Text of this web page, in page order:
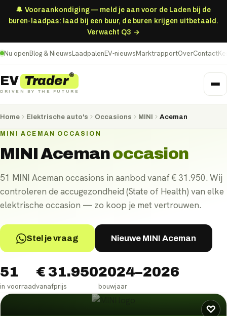
🔔 Vooraankondiging — meld je aan voor de Laden bij de
buren-laadpas: laad bij een buur, de buren krijgen uitbetaald.
Verwacht Q3 →
Nu openBlog & NieuwsLaadpalenEV-nieuwsMarktrapportOverContact
EV Trader®
DRIVEN BY THE FUTURE
Home Elektrische auto's Occasions MINI Aceman
MINI ACEMAN OCCASION
MINI Acemanoccasion
51 MINI Aceman occasions in aanbod vanaf € 31.950. Wij
controleren de accugezondheid (State of Health) van elke
elektrische occasion — zo koop je met vertrouwen.
Stel je vraag Nieuwe MINI Aceman
51
in voorraad
€ 31.950
vanafprijs
2024–2026
bouwjaar
MINI Aceman occasions
♡